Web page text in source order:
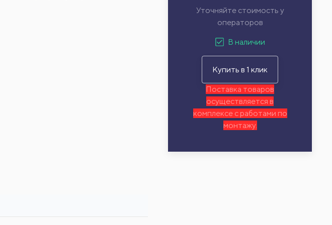
Уточняйте стоимость у
операторов
В наличии
Купить в 1 клик
Поставка товаров
осуществляется в
комплексе с работами по
монтажу.